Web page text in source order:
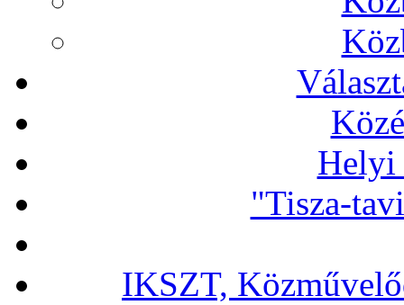
Helyi
"Tisza-
IKSZT,